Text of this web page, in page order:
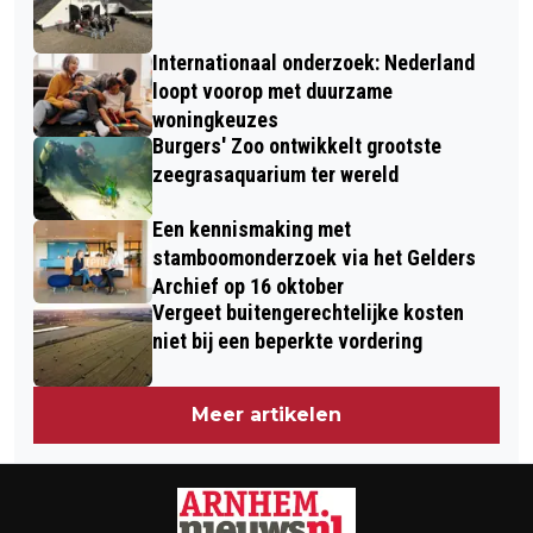
Internationaal onderzoek: Nederland
loopt voorop met duurzame
woningkeuzes
Burgers' Zoo ontwikkelt grootste
zeegrasaquarium ter wereld
Een kennismaking met
stamboomonderzoek via het Gelders
Archief op 16 oktober
Vergeet buitengerechtelijke kosten
niet bij een beperkte vordering
Meer artikelen